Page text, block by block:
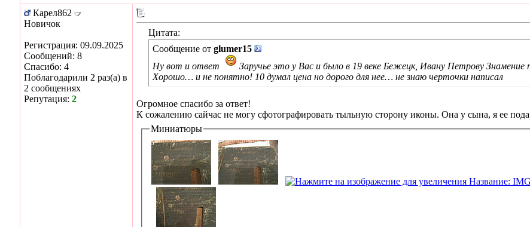
Карел862
Новичок
Регистрация: 09.09.2025
Сообщений: 8
Спасибо: 4
Поблагодарили 2 раз(а) в
2 сообщениях
Репутация: 2
Цитата:
Сообщение от glumer15
Ну вот и ответ
Заручье это у Вас и было в 19 веке Бежецк, Ивану Петрову
Хорошо… и не понятно! 10 думал цена но дорого для нее… не знаю черточки написал
Огромное спасибо за ответ!
К сожалению сайчас не могу сфотографировать тыльную сторону иконы. Она у сына, я ее
Миниатюры